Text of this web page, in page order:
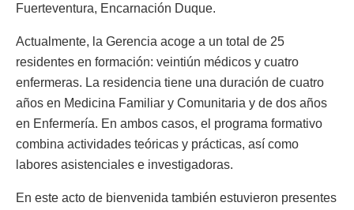
Fuerteventura, Encarnación Duque.
Actualmente, la Gerencia acoge a un total de 25
residentes en formación: veintiún médicos y cuatro
enfermeras. La residencia tiene una duración de cuatro
años en Medicina Familiar y Comunitaria y de dos años
en Enfermería. En ambos casos, el programa formativo
combina actividades teóricas y prácticas, así como
labores asistenciales e investigadoras.
En este acto de bienvenida también estuvieron presentes